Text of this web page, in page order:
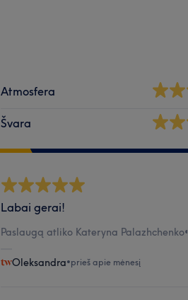
Atmosfera
Švara
Labai gerai!
Paslaugą atliko Kateryna Palazhchenko•
Oleksandra•prieš apie mėnesį